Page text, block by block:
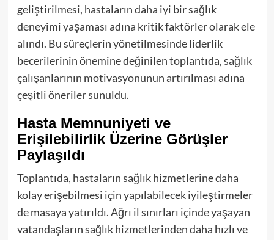
geliştirilmesi, hastaların daha iyi bir sağlık
deneyimi yaşaması adına kritik faktörler olarak ele
alındı. Bu süreçlerin yönetilmesinde liderlik
becerilerinin önemine değinilen toplantıda, sağlık
çalışanlarının motivasyonunun artırılması adına
çeşitli öneriler sunuldu.
Hasta Memnuniyeti ve
Erişilebilirlik Üzerine Görüşler
Paylaşıldı
Toplantıda, hastaların sağlık hizmetlerine daha
kolay erişebilmesi için yapılabilecek iyileştirmeler
de masaya yatırıldı. Ağrı il sınırları içinde yaşayan
vatandaşların sağlık hizmetlerinden daha hızlı ve